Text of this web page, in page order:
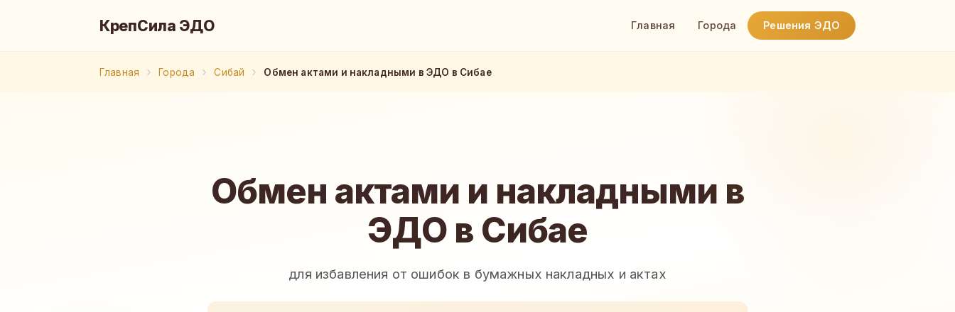
КрепСила ЭДО Главная Города Решения ЭДО
Главная Города Сибай Обмен актами и накладными в ЭДО в Сибае
Обмен актами и накладными в
ЭДО в Сибае
для избавления от ошибок в бумажных накладных и актах